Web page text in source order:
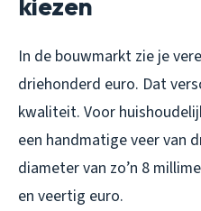
In de bouwmarkt zie je
driehonderd euro. Dat
kwaliteit. Voor
een handmatige veer van
diameter van zo’n 8
en veertig euro.